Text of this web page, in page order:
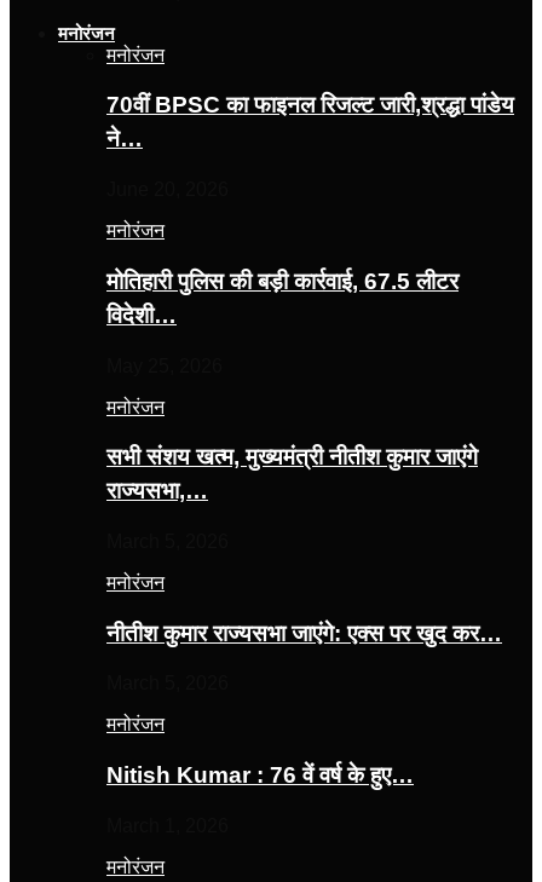
मनोरंजन
मनोरंजन
70वीं BPSC का फाइनल रिजल्ट जारी,श्रद्धा पांडेय
ने…
मनोरंजन
मोतिहारी पुलिस की बड़ी कार्रवाई, 67.5 लीटर
विदेशी…
मनोरंजन
सभी संशय खत्म, मुख्यमंत्री नीतीश कुमार जाएंगे
राज्यसभा,…
मनोरंजन
नीतीश कुमार राज्यसभा जाएंगे: एक्स पर खुद कर…
मनोरंजन
Nitish Kumar : 76 वें वर्ष के हुए…
मनोरंजन